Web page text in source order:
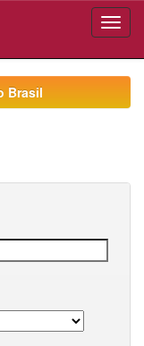
Brasil